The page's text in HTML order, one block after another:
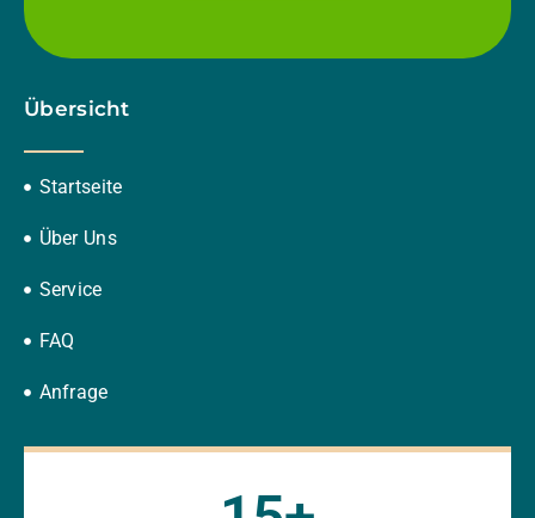
Übersicht
Startseite
Über Uns
Service
FAQ
Anfrage